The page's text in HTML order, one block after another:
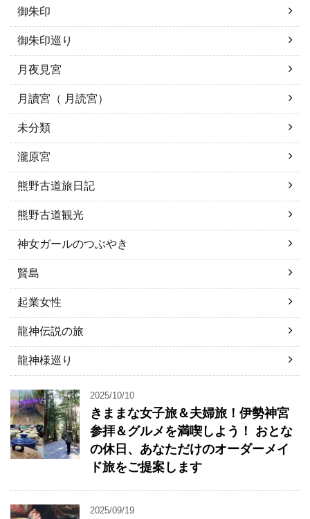
御朱印
御朱印巡り
月夜見宮
月讀宮（ 月読宮）
未分類
瀧原宮
熊野古道旅日記
熊野古道観光
神女ガールのつぶやき
賢島
起業女性
龍神伝説の旅
龍神様巡り
2025/10/10
きままな女子旅＆夫婦旅！伊勢神宮
参拝＆グルメを満喫しよう！ おとな
の休日、あなただけのオーダーメイ
ド旅をご提案します
2025/09/19